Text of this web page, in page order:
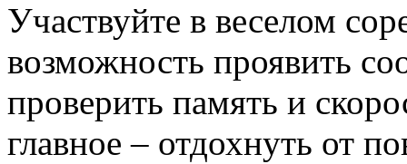
Участвуйте в веселом
возможность проявить
проверить память и
главное – отдохнуть от